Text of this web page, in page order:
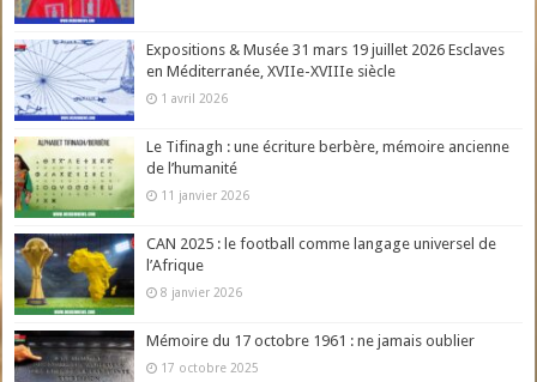
Expositions & Musée 31 mars 19 juillet 2026 Esclaves
en Méditerranée, XVIIe-XVIIIe siècle
1 avril 2026
Le Tifinagh : une écriture berbère, mémoire ancienne
de l’humanité
11 janvier 2026
CAN 2025 : le football comme langage universel de
l’Afrique
8 janvier 2026
Mémoire du 17 octobre 1961 : ne jamais oublier
17 octobre 2025